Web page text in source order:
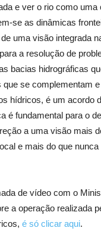
e ver o rio como uma
se as dinâmicas
uma visão integrada
a resolução de
bacias hidrográficas
se complementam
hídricos, é um acordo
é fundamental para o
a uma visão mais
e mais do que
de vídeo com o
a operação realizada
é só clicar aqui.